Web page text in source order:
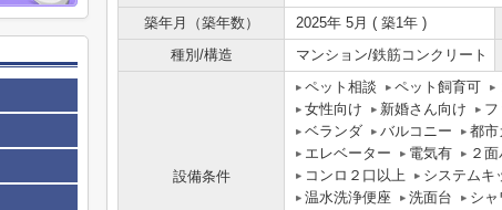
築年月（築年数）
2025年 5月 ( 築1年 )
種別/構造
マンション/鉄筋コンクリート
設備条件
ペット相談 ペット飼育可
女性向け
新婚さん向け
ベランダ
バルコニー 都市
エレベーター
電気有 ２
コンロ２口以上
システムキ
温水洗浄便座
洗面台 シャ